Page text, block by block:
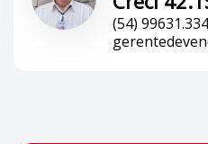
(54)